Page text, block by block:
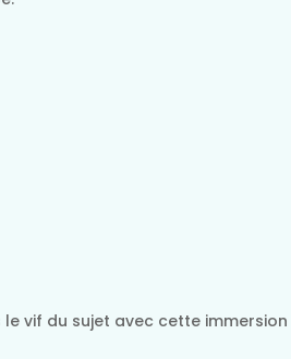
vif du sujet avec cette immersion